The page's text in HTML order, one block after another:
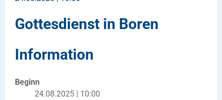
Gottesdienst in Boren
Information
Beginn
24.08.2025 | 10:00